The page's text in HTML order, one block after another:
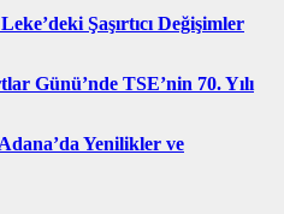
Şaşırtıcı Değişimler
Günü’nde TSE’nin 70. Yılı
Yenilikler ve